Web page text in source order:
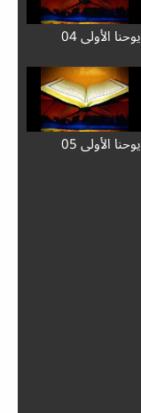
يوحنا الأولى 04
يوحنا الأولى 05